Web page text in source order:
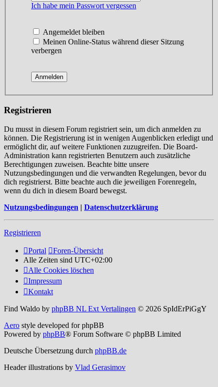
Ich habe mein Passwort vergessen
Angemeldet bleiben
Meinen Online-Status während dieser Sitzung
verbergen
Registrieren
Du musst in diesem Forum registriert sein, um dich anmelden zu
können. Die Registrierung ist in wenigen Augenblicken erledigt und
ermöglicht dir, auf weitere Funktionen zuzugreifen. Die Board-
Administration kann registrierten Benutzern auch zusätzliche
Berechtigungen zuweisen. Beachte bitte unsere
Nutzungsbedingungen und die verwandten Regelungen, bevor du
dich registrierst. Bitte beachte auch die jeweiligen Forenregeln,
wenn du dich in diesem Board bewegst.
Nutzungsbedingungen | Datenschutzerklärung
Registrieren
Portal
Foren-Übersicht
Alle Zeiten sind UTC+02:00
Alle Cookies löschen
Impressum
Kontakt
Find Waldo by phpBB NL Ext Vertalingen © 2026 SpIdErPiGgY
Aero style developed for phpBB
Powered by phpBB® Forum Software © phpBB Limited
Deutsche Übersetzung durch phpBB.de
Header illustrations by Vlad Gerasimov